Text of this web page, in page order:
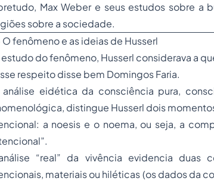
Max Weber e seus estudos sobre a
sobre a sociedade.
O fenômeno e as ideias de Husserl
estudo do fenômeno, Husserl considerava a
respeito disse bem Domingos Faria.
análise eidética da consciência pura,
distingue Husserl dois
a noesis e o noema, ou seja, a
“real” da vivência evidencia
materiais ou hiléticas (os dados da